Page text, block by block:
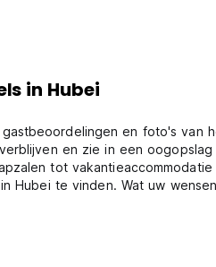
in Hubei
en foto's van
en zie in een
tot
te vinden. Wat uw